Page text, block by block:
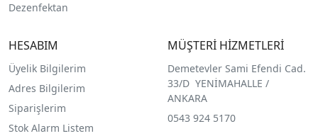
Dezenfektan
HESABIM
Üyelik Bilgilerim
Adres Bilgilerim
Siparişlerim
Stok Alarm Listem
MÜŞTERİ HİZMETLERİ
Demetevler Sami Efendi Cad.
33/D YENİMAHALLE /
ANKARA
0543 924 5170